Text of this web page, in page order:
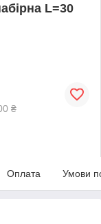
L=30
₴
Оплата Умови